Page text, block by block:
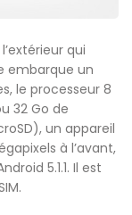
qui
embarque un
le processeur 8
32 Go de
un appareil
à l’avant,
5.1.1. Il est